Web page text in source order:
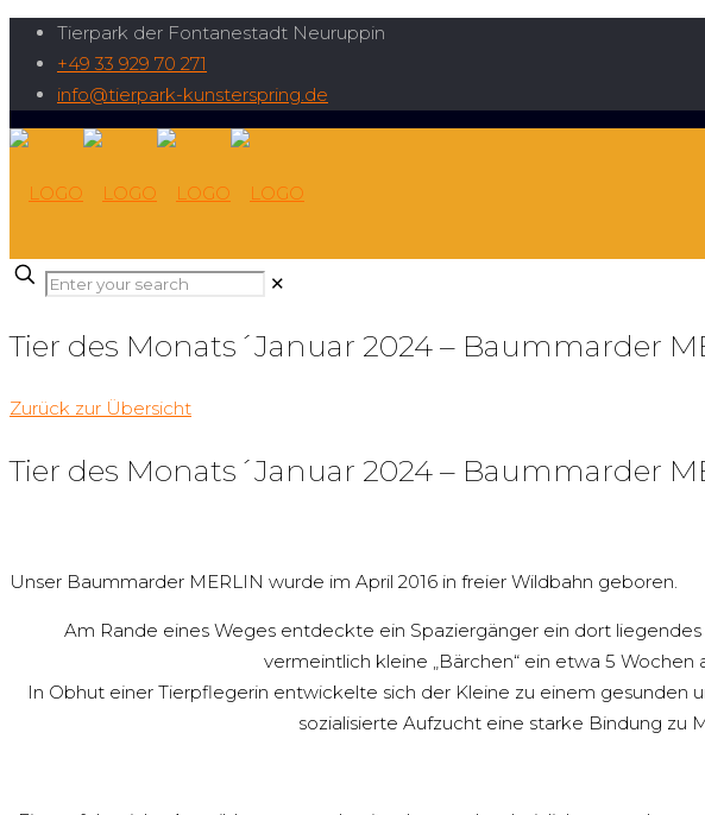
Tierpark der Fontanestadt Neuruppin
+49 33 929 70 271
info@tierpark-kunsterspring.de
✕
Tier des Monats´Januar 2024 – Baummarder
Zurück zur Übersicht
Tier des Monats´Januar 2024 – Baummarder
Unser Baummarder MERLIN wurde im April 2016 in freier Wildbahn geboren.
Am Rande eines Weges entdeckte ein Spaziergänger ein dort
vermeintlich kleine „Bärchen“ ein etwa 5
In Obhut einer Tierpflegerin entwickelte sich der Kleine zu einem gesunden
sozialisierte Aufzucht eine starke Bindung zu